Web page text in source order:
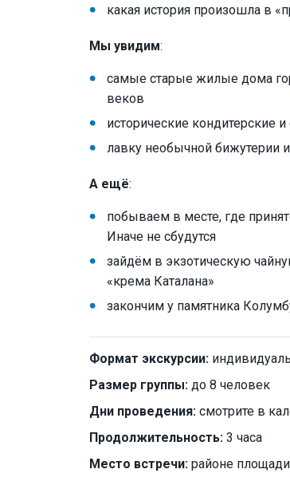
какая история произошла в
Мы увидим:
самые старые жилые дома
веков
исторические кондитерские
лавку необычной бижутерии
А ещё:
побываем в месте, где
Иначе не сбудутся
зайдём в экзотическую
«крема Каталана»
закончим у памятника
Формат экскурсии:
Размер группы: до 8 человек
Дни проведения: смотрите в
Продолжительность: 3 часа
Место встречи: районе